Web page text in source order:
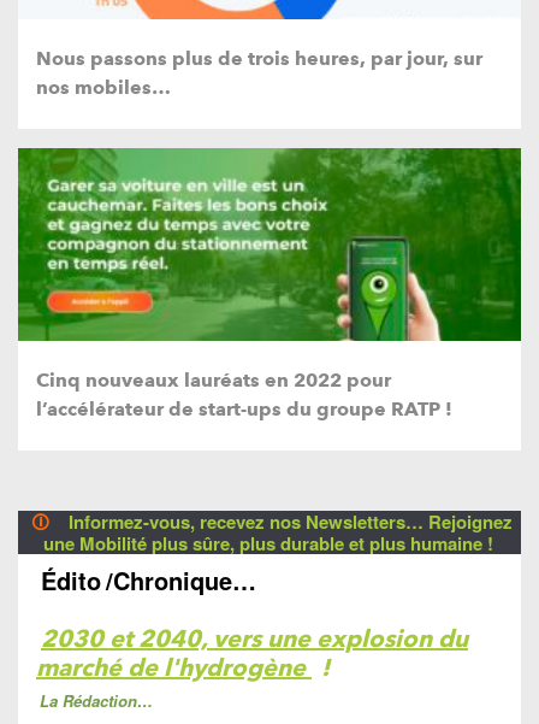
Nous passons plus de trois heures, par jour, sur
nos mobiles…
Cinq nouveaux lauréats en 2022 pour
l’accélérateur de start-ups du groupe RATP !
🛈
Informez-vous, recevez nos Newsletters… Rejoignez
une Mobilité plus sûre, plus durable et plus humaine !
Édito/Chronique…
2030 et 2040, vers une explosion du
marché de l'hydrogène !
La Rédaction…